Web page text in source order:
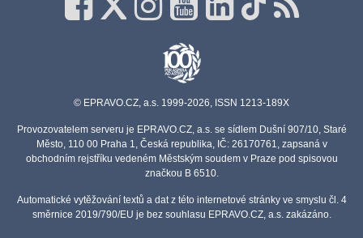
© EPRAVO.CZ, a.s. 1999-2026, ISSN 1213-189X
Provozovatelem serveru je EPRAVO.CZ, a.s. se sídlem Dušní 907/10, Staré
Město, 110 00 Praha 1, Česká republika, IČ: 26170761, zapsaná v
obchodním rejstříku vedeném Městským soudem v Praze pod spisovou
značkou B 6510.
Automatické vytěžování textů a dat z této internetové stránky ve smyslu čl. 4
směrnice 2019/790/EU je bez souhlasu EPRAVO.CZ, a.s. zakázáno.